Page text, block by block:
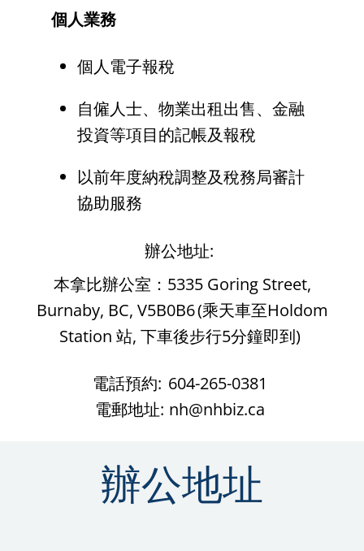
個人業務
個人電子報稅
自僱人士、物業出租出售、金融
投資等項目的記帳及報稅
以前年度納稅調整及稅務局審計
協助服務
辦公地址:
本拿比辦公室： 5335 Goring Street,
Burnaby, BC, V5B0B6(乘天車至Holdom
Station 站, 下車後步行5分鐘即到)
電話預約: 604-265-0381
電郵地址: nh@nhbiz.ca
辦公地址